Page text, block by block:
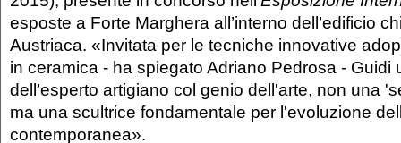
esposte a Forte Marghera all’interno dell’edificio
Austriaca. «Invitata per le tecniche innovative
in ceramica - ha spiegato Adriano Pedrosa - Guidi
dell’esperto artigiano col genio dell'arte, non una
ma una scultrice fondamentale per l'evoluzione
contemporanea».